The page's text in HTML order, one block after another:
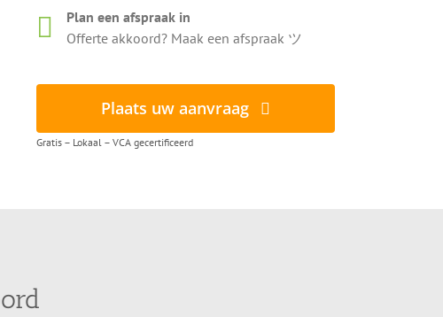
Plan een afspraak in
Offerte akkoord? Maak een afspraak ツ
Plaats uw aanvraag
Gratis – Lokaal – VCA gecertificeerd